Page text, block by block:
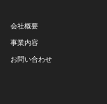
会社概要
事業内容
お問い合わせ